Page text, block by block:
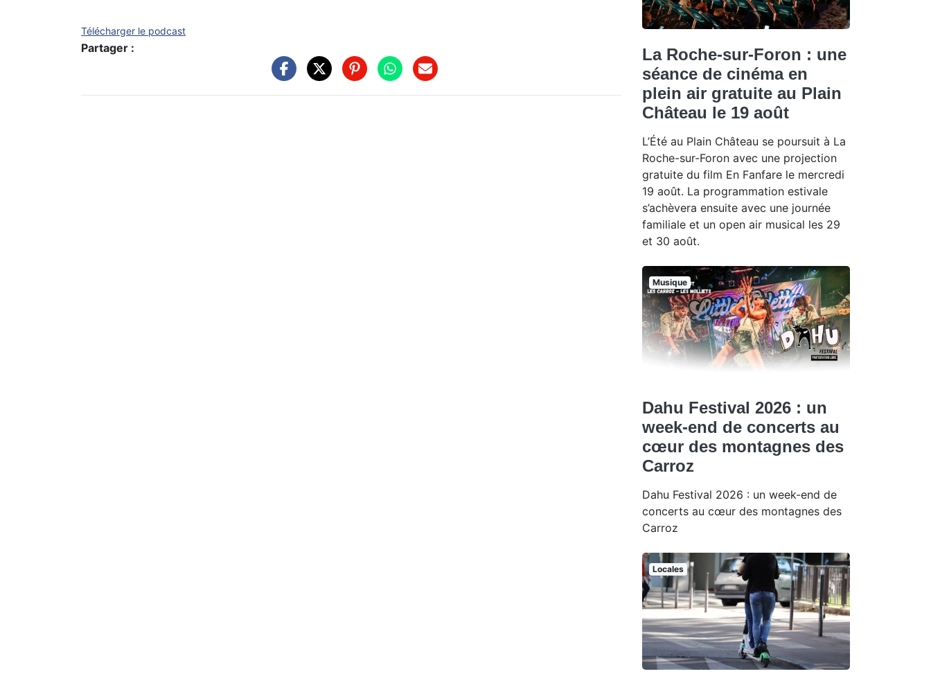
Télécharger le podcast
Partager :
La Roche-sur-Foron : une
séance de cinéma en
plein air gratuite au Plain
Château le 19 août
L’Été au Plain Château se poursuit à La
Roche-sur-Foron avec une projection
gratuite du film En Fanfare le mercredi
19 août. La programmation estivale
s’achèvera ensuite avec une journée
familiale et un open air musical les 29
et 30 août.
Musique
Dahu Festival 2026 : un
week-end de concerts au
cœur des montagnes des
Carroz
Dahu Festival 2026 : un week-end de
concerts au cœur des montagnes des
Carroz
Locales